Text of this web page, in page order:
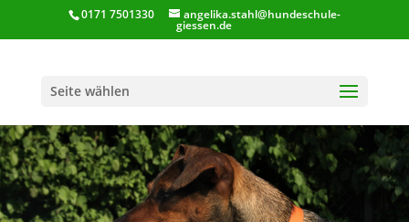
0171 7501330 angelika.stahl@hundeschule-
giessen.de
Seite wählen